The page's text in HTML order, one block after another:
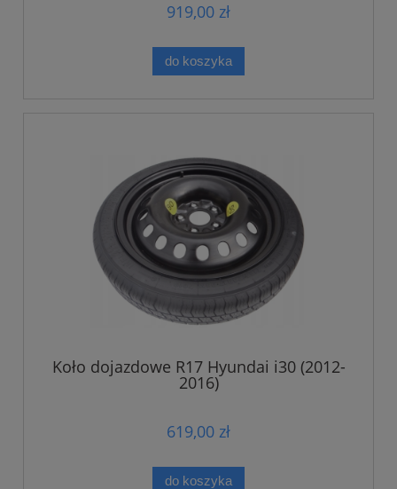
919,00 zł
do koszyka
Koło dojazdowe R17 Hyundai i30 (2012-
2016)
619,00 zł
do koszyka